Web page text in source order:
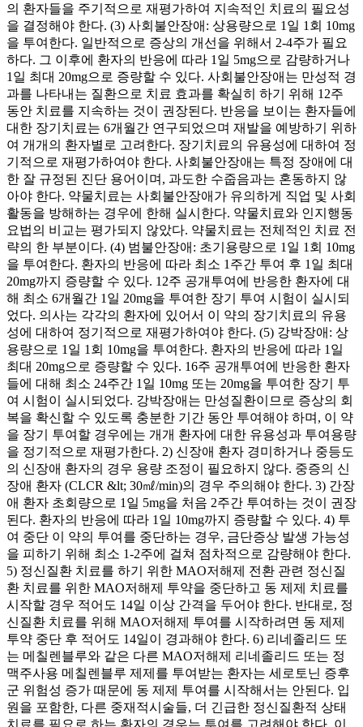
의 환자들을 주기적으로 재평가하여 지속적인 치료의 필요성
을 결정해야 한다. (3) 사회불안장애: 상용량으로 1일 1회 10mg
을 투여한다. 일반적으로 증상의 개선을 위해서 2-4주가 필요
하다. 그 이후에 환자의 반응에 따라 1일 5mg으로 감량하거나
1일 최대 20mg으로 증량할 수 있다. 사회불안장애는 만성적 경
과를 나타내는 질환으로 치료 효과를 확실히 하기 위해 12주
동안 치료를 지속하는 것이 권장된다. 반응을 보이는 환자들에
대한 장기치료는 6개월간 연구되었으며 재발을 예방하기 위하
여 개개의 환자별로 고려한다. 장기치료의 유용성에 대하여 정
기적으로 재평가하여야 한다. 사회불안장애는 특정 장애에 대
한 잘 규정된 진단 용어이며, 과도한 수줍음과는 혼동하지 않
아야 한다. 약물치료는 사회불안장애가 유의하게 직업 및 사회
활동을 방해하는 경우에 한해 실시한다. 약물치료와 인지행동
요법의 비교는 평가되지 않았다. 약물치료는 전체적인 치료 전
략의 한 부분이다. (4) 범불안장애: 초기용량으로 1일 1회 10mg
을 투여한다. 환자의 반응에 따라 최소 1주간 투여 후 1일 최대
20mg까지 증량할 수 있다. 12주 공개투여에 반응한 환자에 대
해 최소 6개월간 1일 20mg을 투여한 장기 투여 시험이 실시되
었다. 의사는 각각의 환자에 있어서 이 약의 장기치료의 유용
성에 대하여 정기적으로 재평가하여야 한다. (5) 강박장애: 상
용량으로 1일 1회 10mg을 투여한다. 환자의 반응에 따라 1일
최대 20mg으로 증량할 수 있다. 16주 공개투여에 반응한 환자
들에 대해 최소 24주간 1일 10mg 또는 20mg을 투여한 장기 투
여 시험이 실시되었다. 강박장애는 만성질환이므로 증상의 회
복을 확신할 수 있도록 충분한 기간 동안 투여해야 하며, 이 약
을 장기 투여할 경우에는 개개 환자에 대한 유용성과 투여용량
을 정기적으로 재평가한다. 2) 신장애 환자 경미하거나 중등도
의 신장애 환자의 경우 용량 조정이 필요하지 않다. 중증의 신
장애 환자 (CLCR &lt; 30㎖/min)의 경우 주의해야 한다. 3) 간장
애 환자 초회량으로 1일 5mg을 처음 2주간 투여하는 것이 권장
된다. 환자의 반응에 따라 1일 10mg까지 증량할 수 있다. 4) 투
여 중단 이 약의 투여를 중단하는 경우, 금단증상 발생 가능성
을 피하기 위해 최소 1-2주에 걸쳐 점차적으로 감량해야 한다.
5) 정신질환 치료를 하기 위한 MAO저해제 전환 관련 정신질
환 치료를 위한 MAO저해제 투약을 중단하고 동 제제 치료를
시작할 경우 적어도 14일 이상 간격을 두어야 한다. 반대로, 정
신질환 치료를 위해 MAO저해제 투여를 시작하려면 동 제제
투약 중단 후 적어도 14일이 경과해야 한다. 6) 리네졸리드 또
는 메칠렌블루와 같은 다른 MAO저해제 리네졸리드 또는 정
맥주사용 메칠렌블루 제제를 투여받는 환자는 세로토닌 증후
군 위험성 증가 때문에 동 제제 투여를 시작해서는 안된다. 입
원을 포함한, 다른 중재적시술들, 더 긴급한 정신질환적 상태